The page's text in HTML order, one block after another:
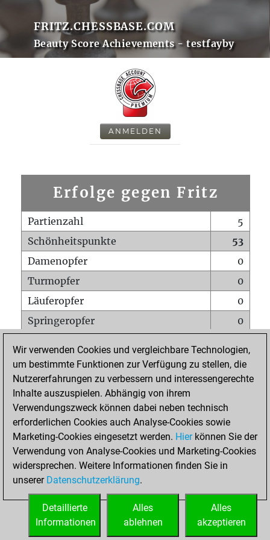
FRITZ.CHESSBASE.COM
Beauty Score Achievements - testfayby
ANMELDEN
Erfolge gegen Fritz
Partienzahl
5
Schönheitspunkte
53
Damenopfer
0
Turmopfer
0
Läuferopfer
0
Springeropfer
0
Matt auf vollem Brett
0
Bauer setzt Matt
0
Erstickte Matts
Unterverwandlungen
Türme auf der siebten
0
STARTSEITE
Wir verwenden Cookies und vergleichbare Technologien,
um bestimmte Funktionen zur Verfügung zu stellen, die
Nutzererfahrungen zu verbessern und interessengerechte
Inhalte auszuspielen. Abhängig von ihrem
Verwendungszweck können dabei neben technisch
erforderlichen Cookies auch Analyse-Cookies sowie
Marketing-Cookies eingesetzt werden. Hierkönnen Sie der
Verwendung von Analyse-Cookies und Marketing-Cookies
widersprechen. Weitere Informationen finden Sie in
unserer Datenschutzerklärung.
Alles
akzeptieren
Alles
ablehnen
Detaillierte
Informationen